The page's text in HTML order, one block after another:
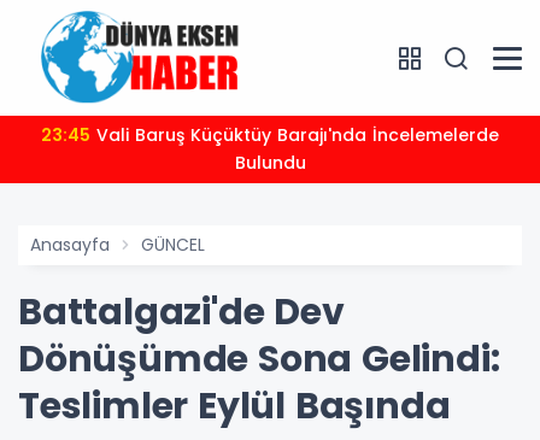
23:45
Bulundu
Anasayfa GÜNCEL
Battalgazi'de Dev
Dönüşümde Sona Gelindi:
Teslimler Eylül Başında